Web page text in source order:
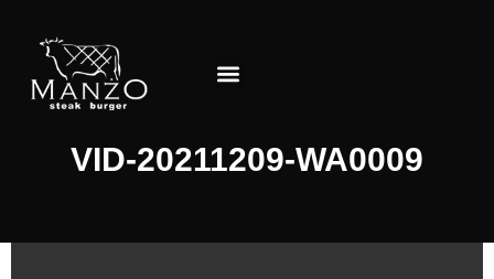
VID-20211209-WA0009